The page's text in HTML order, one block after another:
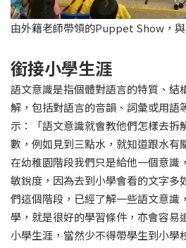
由外籍老師帶領的Puppet Show，與
銜接小學生涯
語文意識是指個體對語言的特質、結
解，包括對語言的音韻、詞彙或用語
示：「語文意識就會教他們怎樣去拆
數，例如見到三點水，就知道跟水有
在幼稚園階段我們只是給他一個意識
敏銳度，因為去到小學會看的文字多
們這個階段，已經了解一些語文意識
學，就是很好的學習條件，亦會容易
小學生涯，當然少不得帶學生到小學